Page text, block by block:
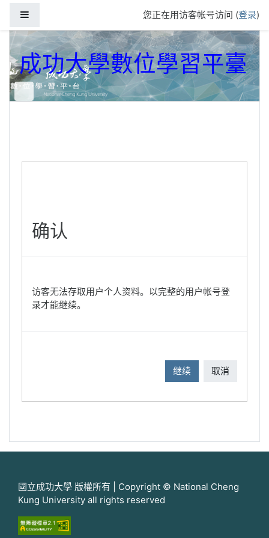
您正在用访客帐号访问 (登录)
成功大學數位學習平臺
确认
访客无法存取用户个人资料。以完整的用户帐号登
录才能继续。
继续 取消
國立成功大學 版權所有 | Copyright © National Cheng
Kung University all rights reserved